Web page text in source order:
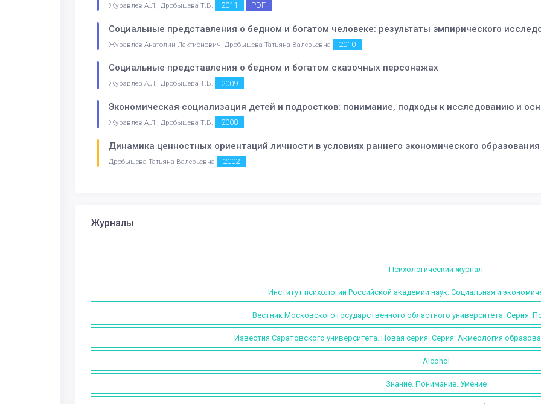
Журавлев А.Л., Дробышева Т.В. 2011 PDF
Социальные представления о бедном и богатом человеке: результаты эмпирического
Журавлев Анатолий Лактионович, Дробышева Татьяна Валерьевна 2010
Социальные представления о бедном и богатом сказочных персонажах
Журавлев А.Л., Дробышева Т.В. 2009
Экономическая социализация детей и подростков: понимание, подходы к исследованию и
Журавлев А.Л., Дробышева Т.В. 2008
Динамика ценностных ориентаций личности в условиях раннего экономического образования
Дробышева Татьяна Валерьевна 2002
Журналы
Психологический журнал
Институт психологии Российской академии наук. Социальная и
Вестник Московского государственного областного университета. Серия:
Известия Саратовского университета. Новая серия. Серия: Акмеология
Alcohol
Знание. Понимание. Умение